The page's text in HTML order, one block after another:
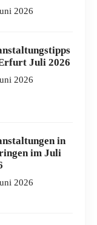
2026
Juli 2026
2026
in
im Juli
2026